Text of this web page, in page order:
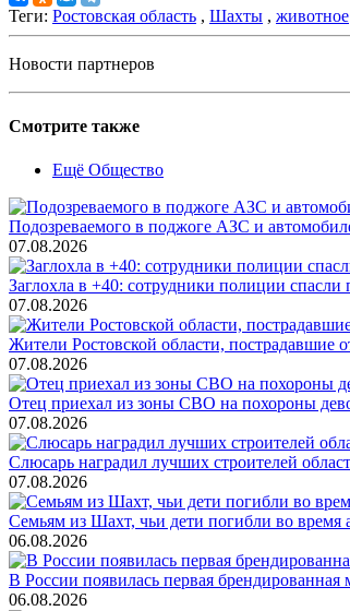
Теги: Ростовская область , Шахты , животное
Новости партнеров
Смотрите также
Ещё Общество
Подозреваемого в поджоге АЗС и
07.08.2026
Заглохла в +40: сотрудники полиции
07.08.2026
Жители Ростовской области, пострадавшие
07.08.2026
Отец приехал из зоны СВО на похороны
07.08.2026
Слюсарь наградил лучших строителей
07.08.2026
Семьям из Шахт, чьи дети погибли во
06.08.2026
В России появилась первая брендированная
06.08.2026